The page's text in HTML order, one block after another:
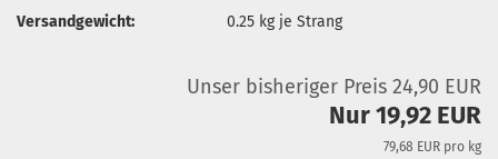
Versandgewicht:
0.25 kg je Strang
Unser bisheriger Preis 24,90 EUR
Nur 19,92 EUR
79,68 EUR pro kg